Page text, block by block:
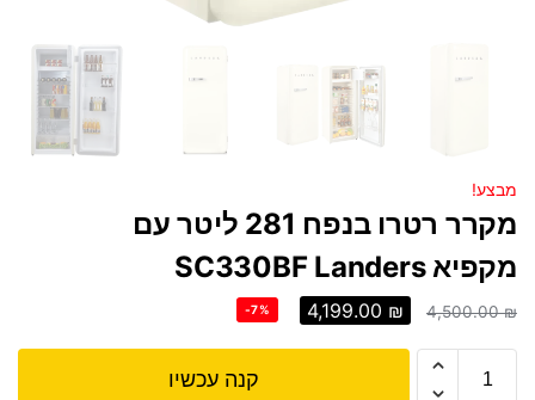
מבצע!
מקרר רטרו בנפח 281 ליטר עם
מקפיא SC330BF Landers
4,500.00₪
4,199.00 ₪
-7%
קנה עכשיו